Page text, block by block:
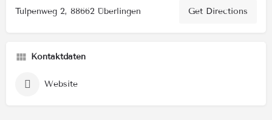
Tulpenweg 2, 88662 Überlingen Get Directions
Kontaktdaten
Website